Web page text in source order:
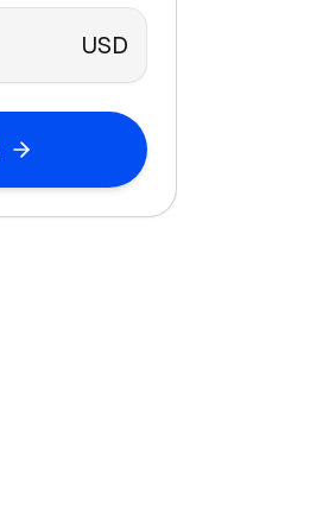
USD